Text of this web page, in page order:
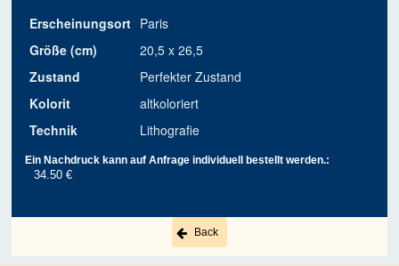
Erscheinungsort Paris
Größe (cm)
20,5 x 26,5
Zustand
Perfekter Zustand
Kolorit
altkoloriert
Technik
Lithografie
Ein Nachdruck kann auf Anfrage individuell bestellt werden.:
34.50 €
Back